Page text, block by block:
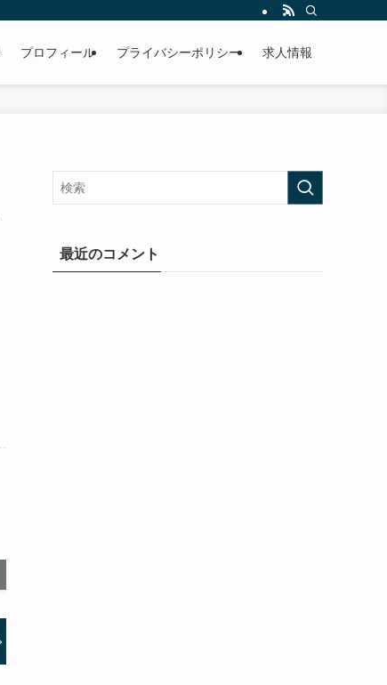
プロフィール プライバシーポリシー 求人情報
最近のコメント